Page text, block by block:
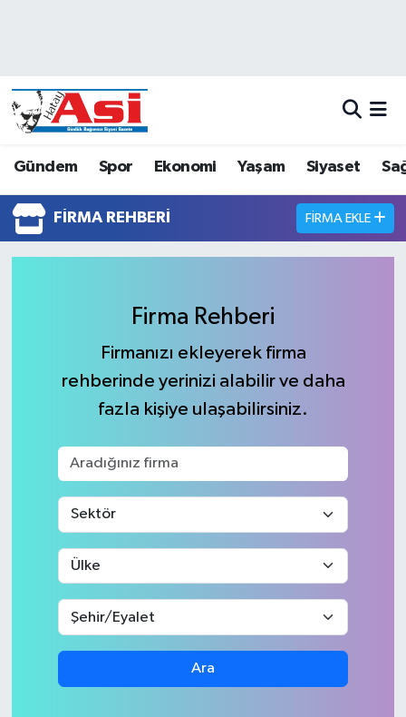
Gündem Spor Ekonomi Yaşam Siyaset
FIRMA REHBERI FIRMA EKLE
Firma Rehberi
Firmanızı ekleyerek firma
rehberinde yerinizi alabilir ve daha
fazla kişiye ulaşabilirsiniz.
Ara
Dünya
Eğitim
Ekonomi
Gündem
Teknoloji
Yaşam
Trafik Durumu
Süper Lig Puan Durumu ve Fikstür
Tüm Manşetler
Son Dakika Haberleri